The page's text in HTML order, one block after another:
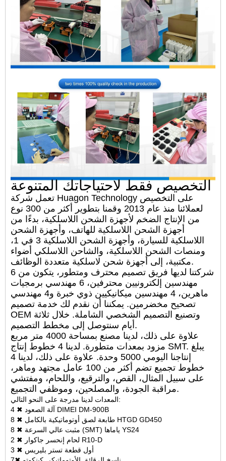
التخصيص فقط لاحتياجاتك المتنوعة
تعمل شركة Huagon Technology على التخصيص
لعملائنا منذ عام 2013 وقمنا بتطوير أكثر من 300 نوع
من الإنتاج الضخم لأجهزة الشحن اللاسلكية، بدءًا من
أجهزة الشحن اللاسلكية للهاتف، وأجهزة الشحن
اللاسلكية للسيارة، وأجهزة الشحن اللاسلكية 3 في 1،
ومنصات الشحن اللاسلكية، والشاحن اللاسلكي أضواء
مكتبية، إلى أجهزة شحن لاسلكية متعددة الوظائف.
شركتنا لديها فريق تصميم محترف ومتطور، يتكون من 6
مهندسين إلكترونيين محترفين، 6 مهندسي برمجيات
ماهرين، 4 مهندسين ميكانيكيين ذوي خبرة و4 مهندسي
تصحيح مخضرمين. يمكننا أن نقدم لك خدمة تصميم
OEM وتصنيع التصميم الشخصي الشاملة. خلال ثلاثة
أيام سنتوصل إلى مخطط التصميم.
علاوة على ذلك، لدينا مصنع بمساحة 4000 متر مربع
مزود بمعدات متطورة. لدينا 4 خطوط إنتاج SMT. يبلغ
إنتاجنا اليومي 5000 وحدة. علاوة على ذلك، لدينا 4
خطوط تجميع تضم أكثر من 100 عامل مجتهد وماهر،
على سبيل المثال، القص، والترقيع، واللحام، ومفتشي
مراقبة الجودة، والمصلحين، وموظفي التجميع.
المعدات لدينا مدرجة على النحو التالي:
4 ✖ آلة الصعود DIMEI DM-900B
8 ✖ طابعة لصق أوتوماتيكية بالكامل HTGD GD450
8 ✖ مثبت عالي السرعة (SMT) ياماها YS24
2 ✖ لحام إنحسر جاكوار R10-D
3 ✖ أول قطعة تستر بليريس